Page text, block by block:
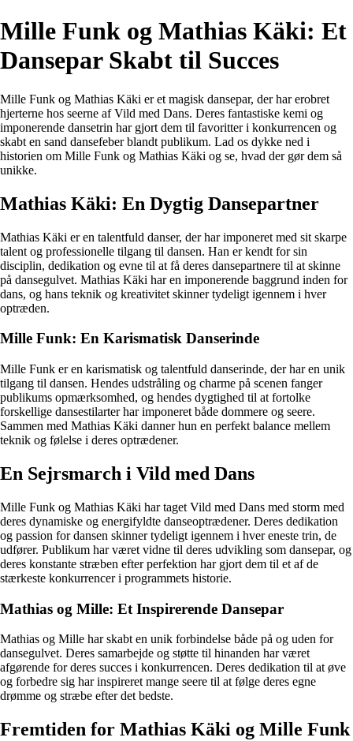
Mille Funk og Mathias Käki: Et
Dansepar Skabt til Succes
Mille Funk og Mathias Käki er et magisk dansepar, der har erobret
hjerterne hos seerne af Vild med Dans. Deres fantastiske kemi og
imponerende dansetrin har gjort dem til favoritter i konkurrencen og
skabt en sand dansefeber blandt publikum. Lad os dykke ned i
historien om Mille Funk og Mathias Käki og se, hvad der gør dem så
unikke.
Mathias Käki: En Dygtig Dansepartner
Mathias Käki er en talentfuld danser, der har imponeret med sit skarpe
talent og professionelle tilgang til dansen. Han er kendt for sin
disciplin, dedikation og evne til at få deres dansepartnere til at skinne
på dansegulvet. Mathias Käki har en imponerende baggrund inden for
dans, og hans teknik og kreativitet skinner tydeligt igennem i hver
optræden.
Mille Funk: En Karismatisk Danserinde
Mille Funk er en karismatisk og talentfuld danserinde, der har en unik
tilgang til dansen. Hendes udstråling og charme på scenen fanger
publikums opmærksomhed, og hendes dygtighed til at fortolke
forskellige dansestilarter har imponeret både dommere og seere.
Sammen med Mathias Käki danner hun en perfekt balance mellem
teknik og følelse i deres optrædener.
En Sejrsmarch i Vild med Dans
Mille Funk og Mathias Käki har taget Vild med Dans med storm med
deres dynamiske og energifyldte danseoptrædener. Deres dedikation
og passion for dansen skinner tydeligt igennem i hver eneste trin, de
udfører. Publikum har været vidne til deres udvikling som dansepar, og
deres konstante stræben efter perfektion har gjort dem til et af de
stærkeste konkurrencer i programmets historie.
Mathias og Mille: Et Inspirerende Dansepar
Mathias og Mille har skabt en unik forbindelse både på og uden for
dansegulvet. Deres samarbejde og støtte til hinanden har været
afgørende for deres succes i konkurrencen. Deres dedikation til at øve
og forbedre sig har inspireret mange seere til at følge deres egne
drømme og stræbe efter det bedste.
Fremtiden for Mathias Käki og Mille Funk